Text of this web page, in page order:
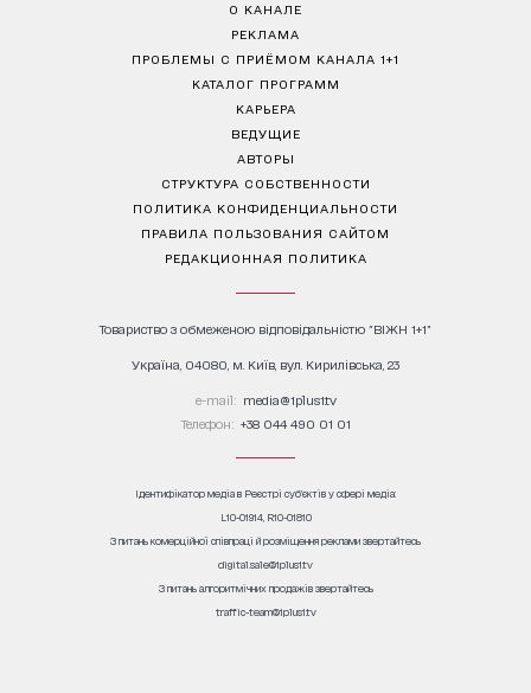
О КАНАЛЕ
РЕКЛАМА
ПРОБЛЕМЫ С ПРИЁМОМ КАНАЛА 1+1
КАТАЛОГ ПРОГРАММ
КАРЬЕРА
ВЕДУЩИЕ
АВТОРЫ
СТРУКТУРА СОБСТВЕННОСТИ
ПОЛИТИКА КОНФИДЕНЦИАЛЬНОСТИ
ПРАВИЛА ПОЛЬЗОВАНИЯ САЙТОМ
РЕДАКЦИОННАЯ ПОЛИТИКА
Товариство з обмеженою відповідальністю "ВІЖН 1+1"
Україна, 04080, м. Київ, вул. Кирилівська, 23
е-mail: media@1plus1.tv
Телефон: +38 044 490 01 01
Ідентифікатор медіа в Реєстрі суб’єктів у сфері медіа:
L10-01914, R10-01810
З питань комерційної співпраці й розміщення реклами звертайтесь
digital.sale@1plus1.tv
З питань алгоритмічних продажів звертайтесь
traffic-team@1plus1.tv